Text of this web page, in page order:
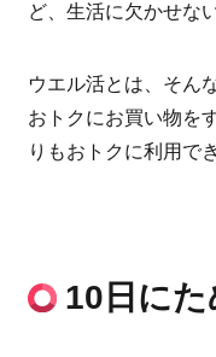
ど、生活に欠かせな
ウエル活とは、そん
おトクにお買い物を
りもおトクに利用で
10日に